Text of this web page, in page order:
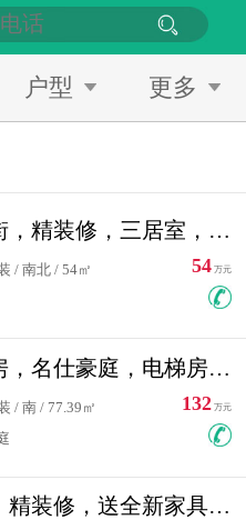
户型 更多
新海阳东街，精装修，三居室，南北通透，拎包入住，单价低
/ 南北 / 54㎡
54 万元
二中学区房，名仕豪庭，电梯房，双南卧室，单价低，急售
/ 南 / 77.39㎡
132 万元
黄山南街，精装修，送全新家具，看房有钥匙，实用面积大